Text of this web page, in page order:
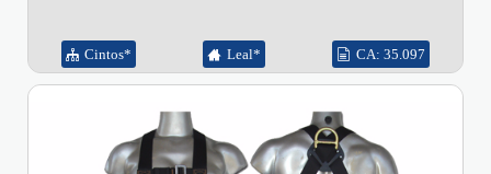
Cintos* Leal* CA: 35.097